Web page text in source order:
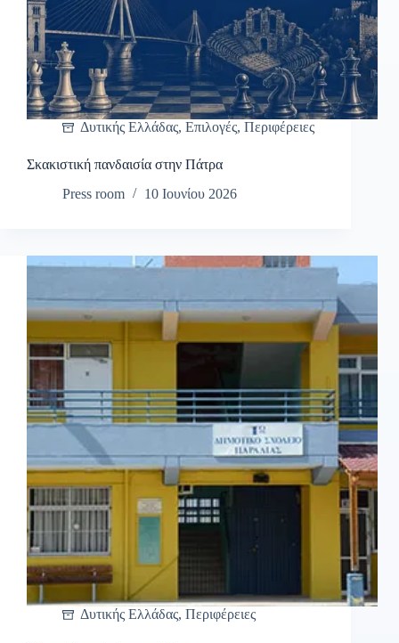
Δυτικής Ελλάδας, Επιλογές, Περιφέρειες
Σκακιστική πανδαισία στην Πάτρα
Press room
10 Ιουνίου 2026
Δυτικής Ελλάδας, Περιφέρειες